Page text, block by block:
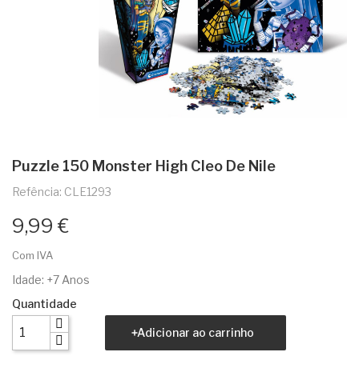
Puzzle 150 Monster High Cleo De Nile
Refência: CLE1293
9,99 €
Com IVA
Idade: +7 Anos
Quantidade
Adicionar ao carrinho